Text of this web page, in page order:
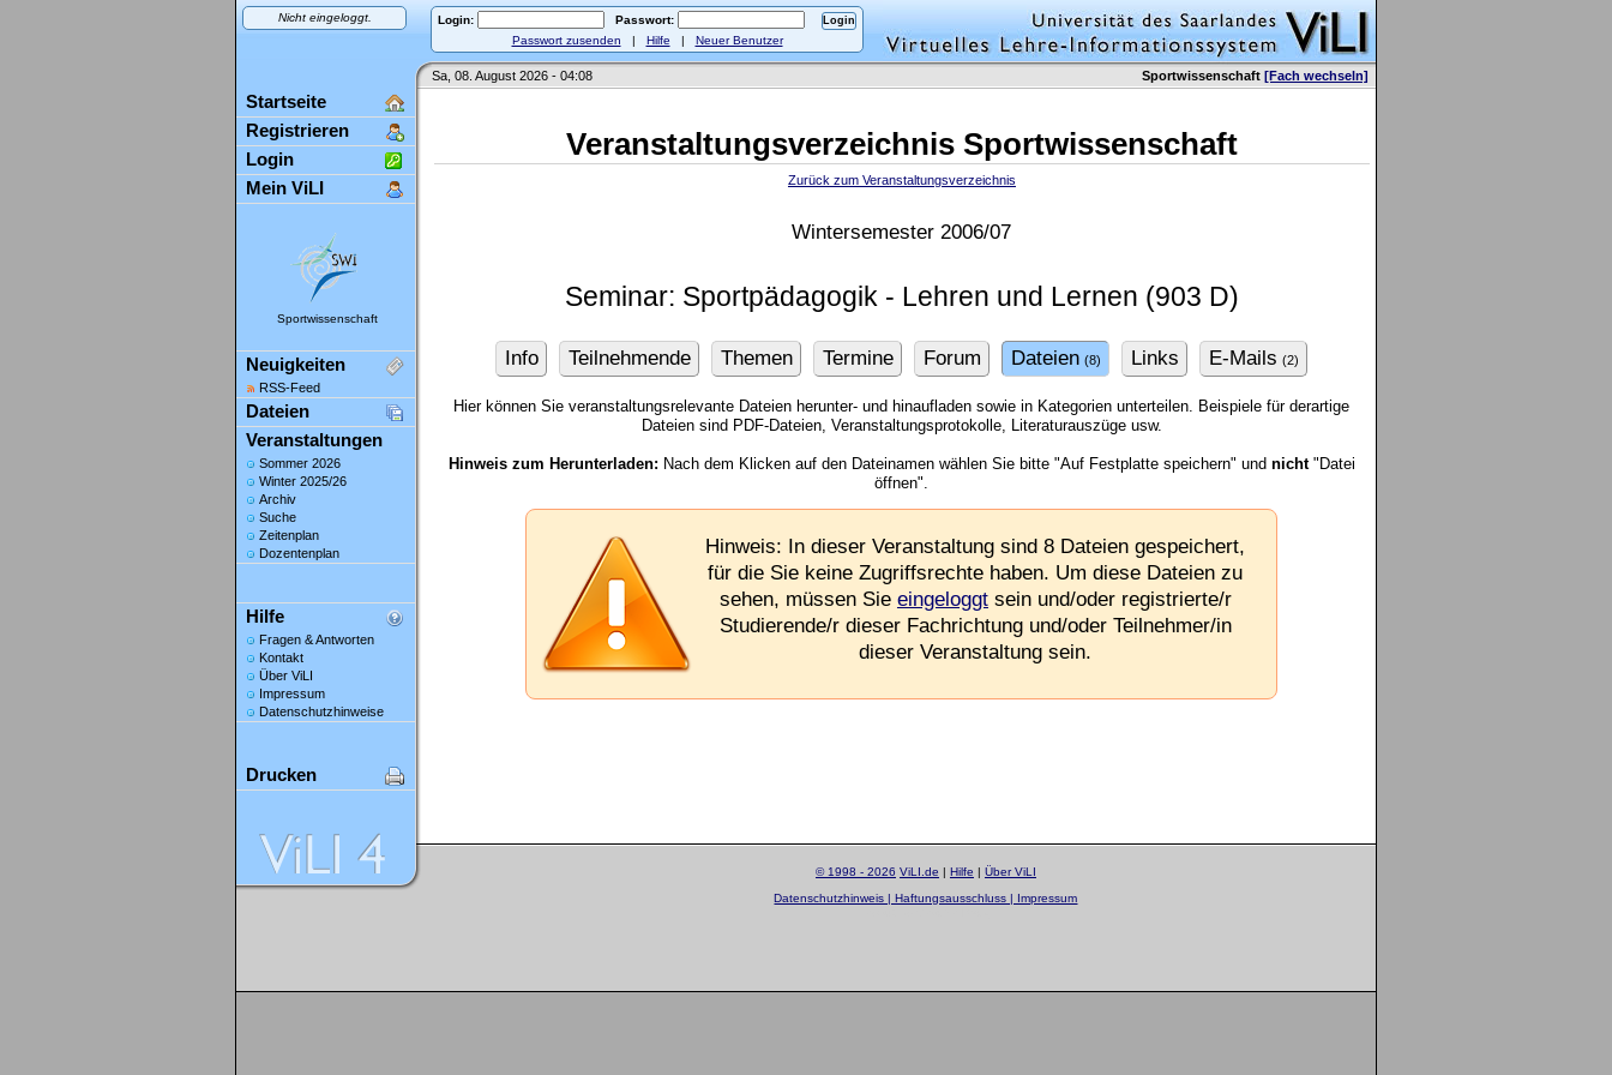
Nicht eingeloggt. Login:
Passwort:
Passwort zusenden | Hilfe | Neuer Benutzer
Sa, 08. August 2026 - 04:08 Sportwissenschaft [Fach wechseln]
Startseite
Registrieren
Login
Mein ViLI
Sportwissenschaft
Neuigkeiten
RSS-Feed
Dateien
Veranstaltungen
Sommer 2026
Winter 2025/26
Archiv
Suche
Zeitenplan
Dozentenplan
Hilfe
Fragen & Antworten
Kontakt
Über ViLI
Impressum
Datenschutzhinweise
Drucken
Veranstaltungsverzeichnis Sportwissenschaft
Zurück zum Veranstaltungsverzeichnis
Wintersemester 2006/07
Seminar: Sportpädagogik - Lehren und Lernen (903 D)
Info Teilnehmende Themen Termine Forum Dateien (8) Links E-Mails (2)
Hier können Sie veranstaltungsrelevante Dateien herunter- und hinaufladen sowie in Kategorien unterteilen. Beispiele für derartige
Dateien sind PDF-Dateien, Veranstaltungsprotokolle, Literaturauszüge usw.
Hinweis zum Herunterladen: Nach dem Klicken auf den Dateinamen wählen Sie bitte "Auf Festplatte speichern" und nicht"Datei
öffnen".
Hinweis: In dieser Veranstaltung sind 8 Dateien gespeichert,
für die Sie keine Zugriffsrechte haben. Um diese Dateien zu
sehen, müssen Sie eingeloggtsein und/oder registrierte/r
Studierende/r dieser Fachrichtung und/oder Teilnehmer/in
dieser Veranstaltung sein.
© 1998 - 2026 ViLI.de | Hilfe | Über ViLI
Datenschutzhinweis | Haftungsausschluss | Impressum